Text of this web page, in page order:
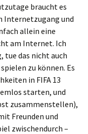
braucht es
Internetzugang und
allein eine
am Internet. Ich
tue das nicht auch
zu können. Es
in FIFA 13
starten, und
zusammenstellen),
Freunden und
zwischendurch –